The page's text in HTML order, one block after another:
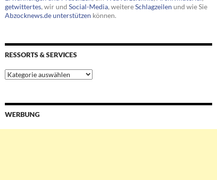
getwittertes, wir und Social-Media, weitereSchlagzeilen und wie Sie
Abzocknews.de unterstützen können.
RESSORTS & SERVICES
Ressorts
&
WERBUNG